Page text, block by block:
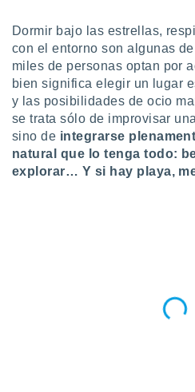
más
nuestra
y
de
Dormir bajo las estrellas,
con el entorno son algunas
miles de personas optan por
bien significa elegir un lugar
y las posibilidades de ocio
se trata sólo de improvisar
sino de integrarse
natural que lo tenga todo:
explorar… Y si hay playa,